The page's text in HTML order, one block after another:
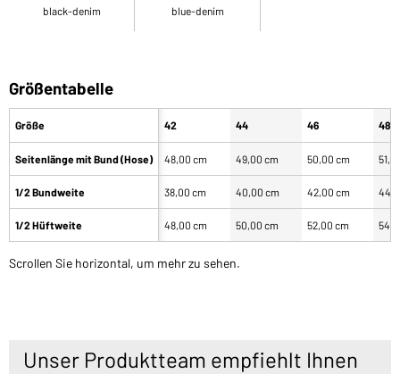
black-denim blue-denim
Größentabelle
Größe
Seitenlänge mit Bund (Hose)
1/2 Bundweite
1/2 Hüftweite
42 44 46 48
48,00 cm 49,00 cm 50,00 cm
38,00 cm 40,00 cm 42,00 cm
48,00 cm 50,00 cm 52,00 cm
Scrollen Sie horizontal, um mehr zu sehen.
Unser Produktteam empfiehlt Ihnen